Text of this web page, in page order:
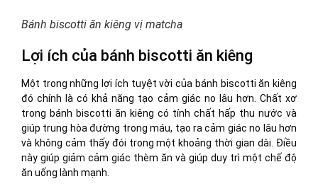
Bánh biscotti ăn kiêng vị matcha
Lợi ích của bánh biscotti ăn kiêng
Một trong những lợi ích tuyệt vời của bánh biscotti ăn kiêng
đó chính là có khả năng tạo cảm giác no lâu hơn. Chất xơ
trong bánh biscotti ăn kiêng có tính chất hấp thu nước và
giúp trung hòa đường trong máu, tạo ra cảm giác no lâu hơn
và không cảm thấy đói trong một khoảng thời gian dài. Điều
này giúp giảm cảm giác thèm ăn và giúp duy trì một chế độ
ăn uống lành mạnh.